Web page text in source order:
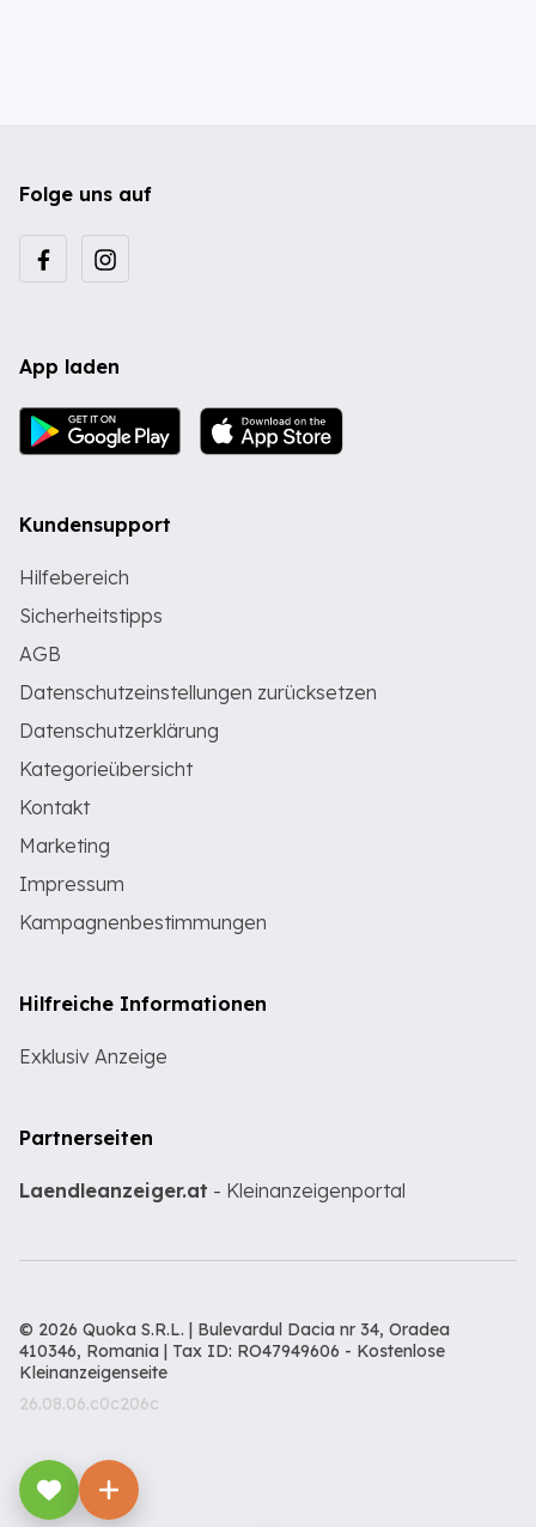
Folge uns auf
App laden
Kundensupport
Hilfebereich
Sicherheitstipps
AGB
Datenschutzeinstellungen zurücksetzen
Datenschutzerklärung
Kategorieübersicht
Kontakt
Marketing
Impressum
Kampagnenbestimmungen
Hilfreiche Informationen
Exklusiv Anzeige
Partnerseiten
Laendleanzeiger.at - Kleinanzeigenportal
© 2026 Quoka S.R.L. | Bulevardul Dacia nr 34, Oradea
410346, Romania | Tax ID: RO47949606 - Kostenlose
Kleinanzeigenseite
26.08.06.c0c206c